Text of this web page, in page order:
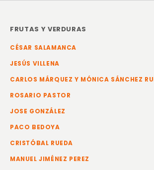
FRUTAS Y VERDURAS
CÉSAR SALAMANCA
JESÚS VILLENA
CARLOS MÁRQUEZ Y MÓNICA SÁNCHEZ
ROSARIO PASTOR
JOSE GONZÁLEZ
PACO BEDOYA
CRISTÓBAL RUEDA
MANUEL JIMÉNEZ PEREZ